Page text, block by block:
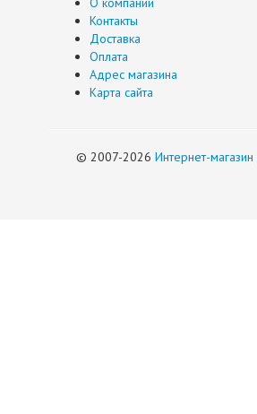
Контакты
Доставка
Оплата
Адрес магазина
Карта сайта
© 2007-2026 Интернет-